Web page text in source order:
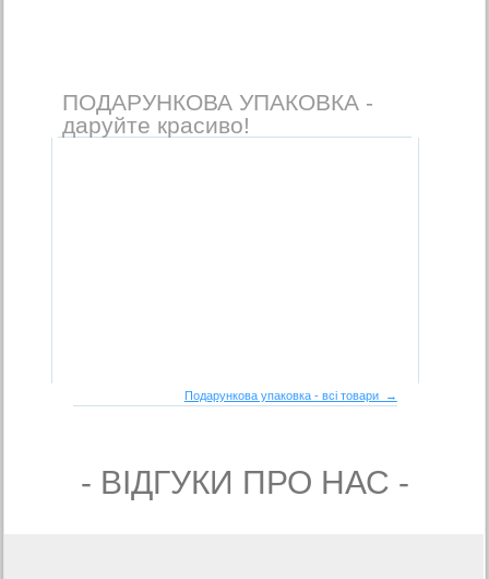
ПОДАРУНКОВА УПАКОВКА -
даруйте красиво!
Подарункова упаковка - всі товари →
- ВIДГУКИ ПРО НАС -